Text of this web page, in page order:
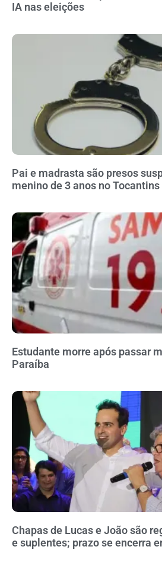
IA nas eleições
Pai e madrasta são presos
menino de 3 anos no Tocantins
Estudante morre após passar
Paraíba
Chapas de Lucas e João são
e suplentes; prazo se encerra